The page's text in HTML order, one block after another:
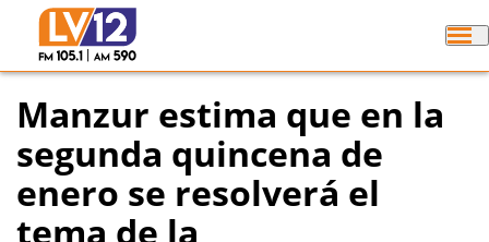
Manzur estima que en la
segunda quincena de
enero se resolverá el
tema de la